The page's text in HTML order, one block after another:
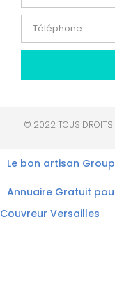
© 2022 TOUS DROITS
Le bon artisan
Annuaire Gratuit
Couvreur Versailles